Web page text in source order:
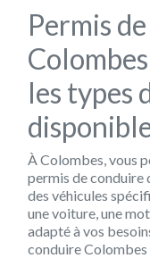
Permis
les types
À Colombes, vous
permis de conduire
des véhicules
une voiture, une
adapté à vos
conduire Colombes